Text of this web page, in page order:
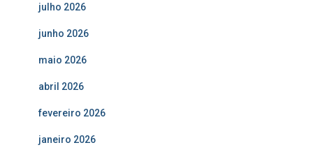
julho 2026
junho 2026
maio 2026
abril 2026
fevereiro 2026
janeiro 2026